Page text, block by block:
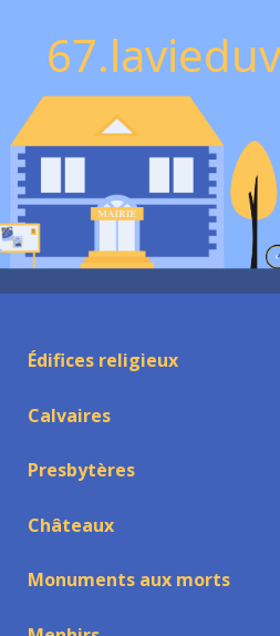
Édifices religieux
Calvaires
Presbytères
Châteaux
Monuments aux morts